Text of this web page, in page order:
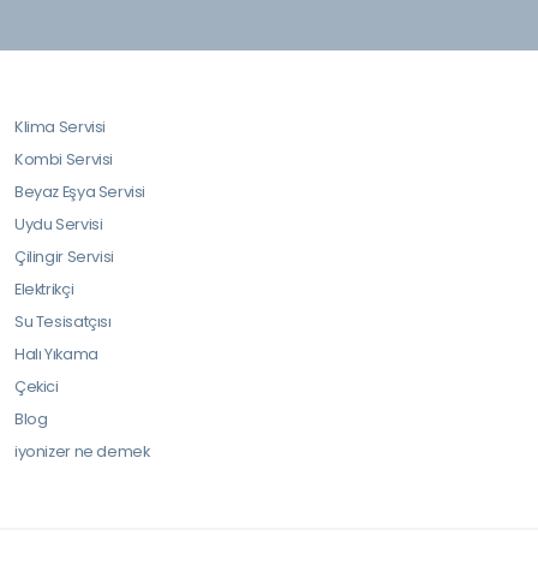
Klima Servisi
Kombi Servisi
Beyaz Eşya Servisi
Uydu Servisi
Çilingir Servisi
Elektrikçi
Su Tesisatçısı
Halı Yıkama
Çekici
Blog
iyonizer ne demek